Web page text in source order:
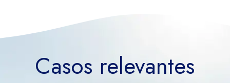
Casos relevantes